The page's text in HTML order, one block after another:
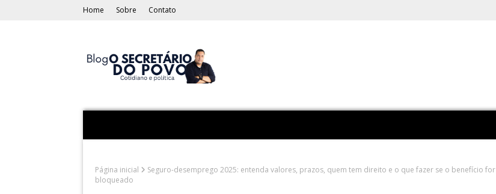
Home Sobre Contato
Página inicial
Seguro-desemprego 2025: entenda valores, prazos, quem tem direito e o que fazer se o benefício for
bloqueado